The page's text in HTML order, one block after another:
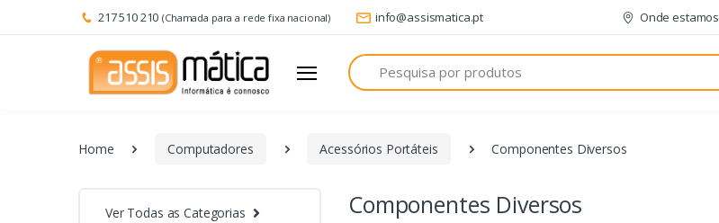
217 510 210 (Chamada para a rede fixa nacional) info@assismatica.pt Onde estamos
Pesquisa
Home Computadores Acessórios Portáteis Componentes Diversos
Ver Todas as Categorias Componentes Diversos